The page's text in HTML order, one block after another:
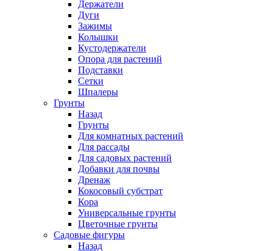
Держатели
Дуги
Зажимы
Колышки
Кустодержатели
Опора для растений
Подставки
Сетки
Шпалеры
Грунты
Назад
Грунты
Для комнатных растений
Для рассады
Для садовых растений
Добавки для почвы
Дренаж
Кокосовый субстрат
Кора
Универсальные грунты
Цветочные грунты
Садовые фигуры
Назад